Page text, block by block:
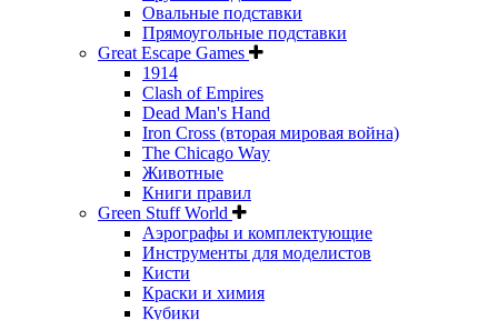
Овальные подставки
Прямоугольные подставки
Great Escape Games
1914
Clash of Empires
Dead Man's Hand
Iron Cross (вторая мировая война)
The Chicago Way
Животные
Книги правил
Green Stuff World
Аэрографы и комплектующие
Инструменты для моделистов
Кисти
Краски и химия
Кубики